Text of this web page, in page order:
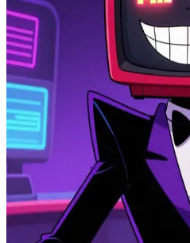
Vox
Vox, den teknikbesatta demonlorden